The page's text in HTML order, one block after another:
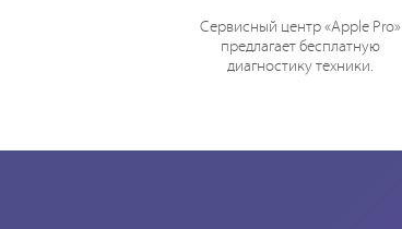
Сервисный центр «Apple Pro»
предлагает бесплатную
диагностику техники.